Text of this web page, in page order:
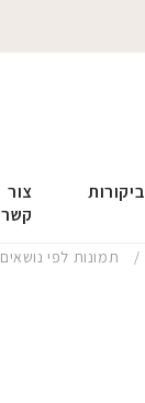
ביקורות
צור
קשר
תמונות לפי נושאים